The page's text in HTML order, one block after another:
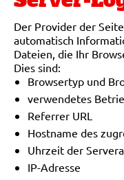
Der Provider der
automatisch
Dateien, die Ihr
Dies sind:
Browsertyp und
verwendetes
Referrer URL
Hostname des
Uhrzeit der
IP-Adresse